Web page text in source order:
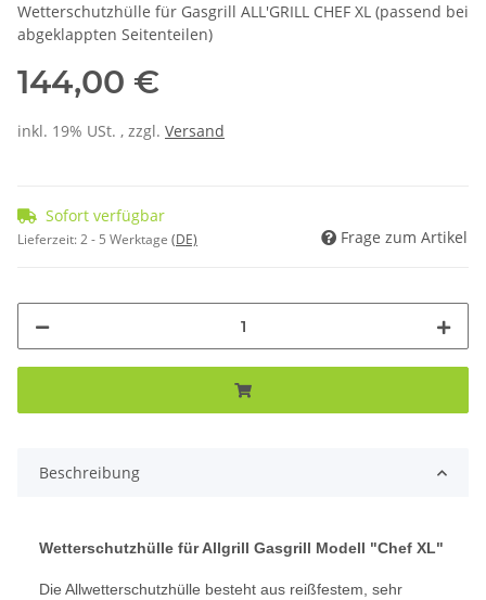
Wetterschutzhülle für Gasgrill ALL'GRILL CHEF XL (passend bei
abgeklappten Seitenteilen)
144,00 €
inkl. 19% USt. , zzgl. Versand
Sofort verfügbar
Lieferzeit:2 - 5 Werktage (DE) Frage zum Artikel
Beschreibung
Wetterschutzhülle für Allgrill Gasgrill Modell "Chef XL"
Die Allwetterschutzhülle besteht aus reißfestem, sehr